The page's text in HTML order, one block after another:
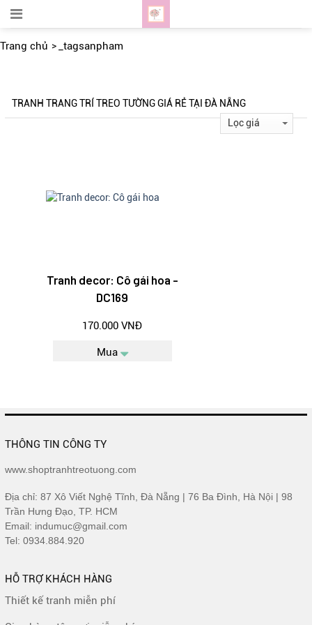
Trang chủ _tagsanpham
TRANH TRANG TRÍ TREO TƯỜNG GIÁ RẺ TẠI ĐÀ NẴNG
Tranh decor: Cô gái hoa -
DC169
170.000 VNĐ
Mua
THÔNG TIN CÔNG TY
www.shoptranhtreotuong.com
Địa chỉ: 87 Xô Viết Nghệ Tĩnh, Đà Nẵng | 76 Ba Đình, Hà Nội | 98
Trần Hưng Đạo, TP. HCM
Email: indumuc@gmail.com
Tel: 0934.884.920
HỖ TRỢ KHÁCH HÀNG
Thiết kế tranh miễn phí